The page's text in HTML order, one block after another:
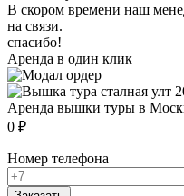
В скором времени наш
на связи.
спасибо!
Аренда в один клик
Аренда вышки туры в
0 ₽
Номер телефона